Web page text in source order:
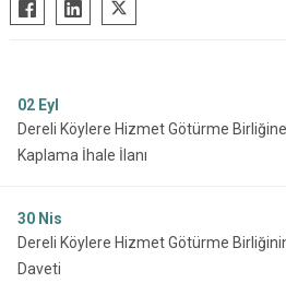
Bulancak
Çanakçı
Dereli
Doğankent
Eynesil
02 Eyl
Dereli Köylere Hizmet Götürme
Kaplama İhale İlanı
30 Nis
Dereli Köylere Hizmet Götürme
Daveti